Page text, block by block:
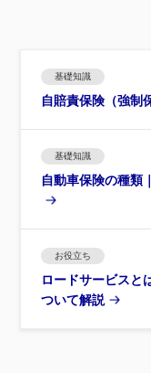
基礎知識
自賠責保険（強制
基礎知識
自動車保険の種類
お役立ち
ロードサービスと
ついて解説